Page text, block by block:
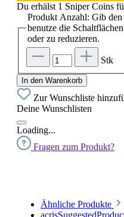
Du erhälst 1 Sniper Coins
Produkt Anzahl: Gib
benutze die
oder zu reduzieren.
Stk
In den Warenkorb
Zur Wunschliste
Deine Wunschlisten
Loading...
Fragen zum Produkt?
Ähnliche Produkte